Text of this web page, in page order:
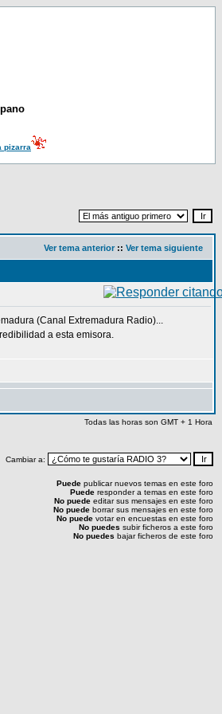
pizarra
Ver tema anterior :: Ver tema siguiente
(Canal Extremadura Radio)...
a esta emisora.
Todas las horas son GMT + 1 Hora
Cambiar a:
Puede publicar nuevos temas en este foro
Puede responder a temas en este foro
No puede editar sus mensajes en este foro
No puede borrar sus mensajes en este foro
No puede votar en encuestas en este foro
No puedes subir ficheros a este foro
No puedes bajar ficheros de este foro